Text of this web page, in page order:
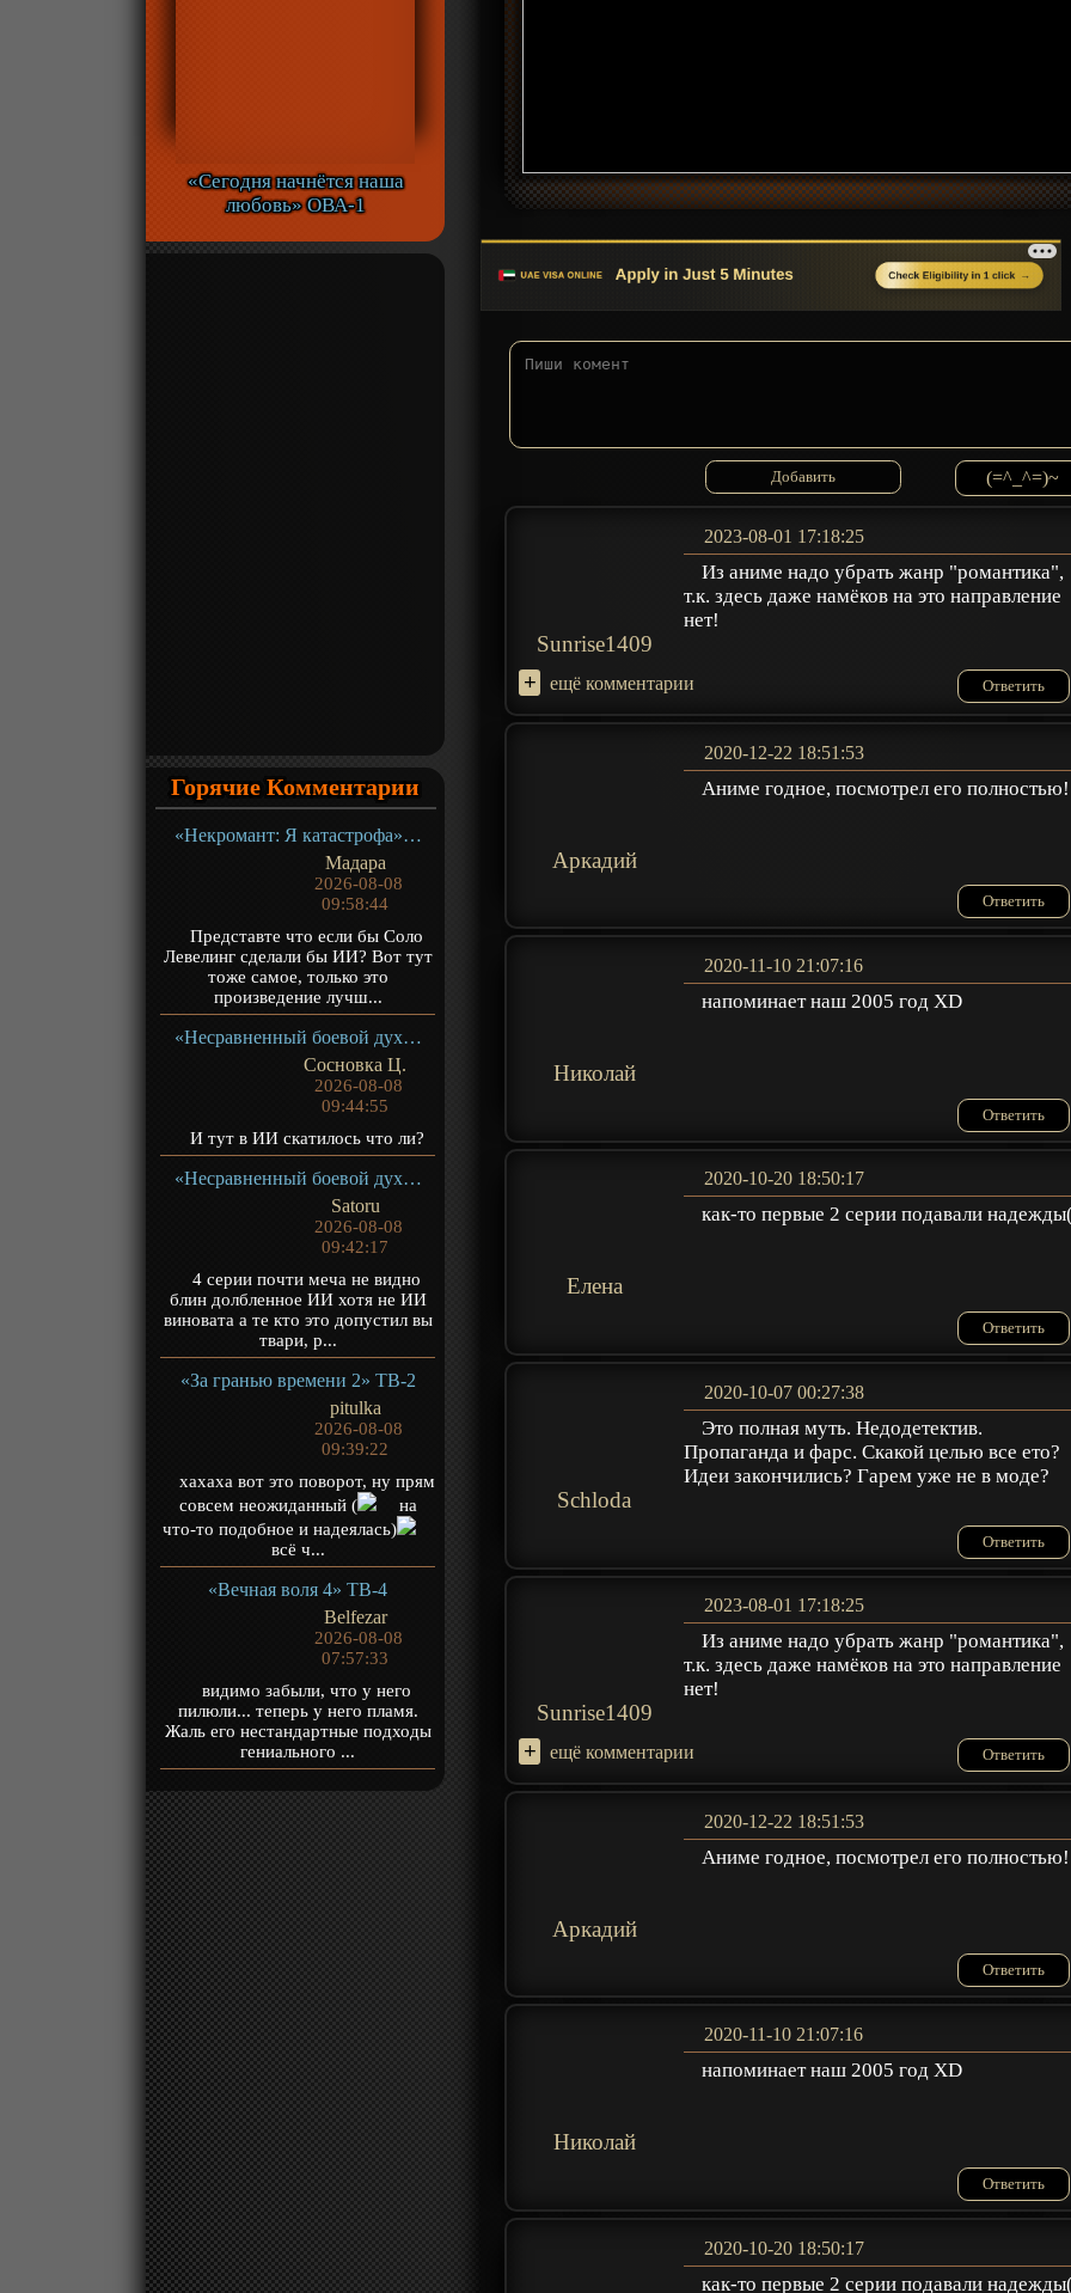
«Сегодня начнётся наша
любовь» ОВА-1
Горячие Комментарии
«Некромант: Я катастрофа» ТВ-1
Мадара
2026-08-08
09:58:44
Представте что если бы Соло
Левелинг сделали бы ИИ? Вот тут
тоже самое, только это
произведение лучш...
«Несравненный боевой дух 2» ТВ-2
Сосновка Ц.
2026-08-08
09:44:55
И тут в ИИ скатилось что ли?
«Несравненный боевой дух 2» ТВ-2
Satoru
2026-08-08
09:42:17
4 серии почти меча не видно
блин долбленное ИИ хотя не ИИ
виновата а те кто это допустил вы
твари, р...
«За гранью времени 2» ТВ-2
pitulka
2026-08-08
09:39:22
хахаха вот это поворот, ну прям
совсем неожиданный (
на
что-то подобное и надеялась)
всё ч...
«Вечная воля 4» ТВ-4
Belfezar
2026-08-08
07:57:33
видимо забыли, что у него
пилюли... теперь у него пламя.
Жаль его нестандартные подходы
гениального ...
(=^_^=)~
Sunrise1409
2023-08-01 17:18:25
Из аниме надо убрать жанр "романтика",
т.к. здесь даже намёков на это направление
нет!
+ ещё комментарии Ответить
Аркадий
2020-12-22 18:51:53
Аниме годное, посмотрел его полностью!
Ответить
Николай
2020-11-10 21:07:16
напоминает наш 2005 год XD
Ответить
Елена
2020-10-20 18:50:17
как-то первые 2 серии подавали
Ответить
Schloda
2020-10-07 00:27:38
Это полная муть. Недодетектив.
Пропаганда и фарс. Скакой целью все ето?
Идеи закончились? Гарем уже не в моде?
Ответить
Sunrise1409
2023-08-01 17:18:25
Из аниме надо убрать жанр "романтика",
т.к. здесь даже намёков на это направление
нет!
+ ещё комментарии Ответить
Аркадий
2020-12-22 18:51:53
Аниме годное, посмотрел его полностью!
Ответить
Николай
2020-11-10 21:07:16
напоминает наш 2005 год XD
Ответить
2020-10-20 18:50:17
как-то первые 2 серии подавали